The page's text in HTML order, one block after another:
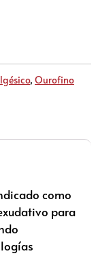
, Ourofino
como
para